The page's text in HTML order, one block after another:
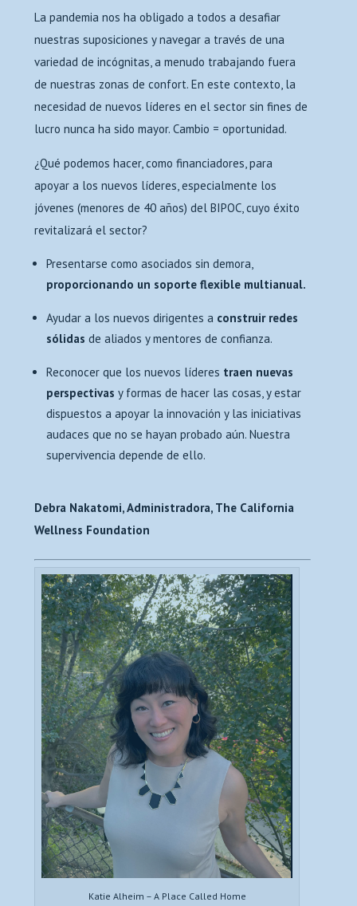
La pandemia nos ha obligado a todos a desafiar
nuestras suposiciones y navegar a través de una
variedad de incógnitas, a menudo trabajando fuera
de nuestras zonas de confort. En este contexto, la
necesidad de nuevos líderes en el sector sin fines de
lucro nunca ha sido mayor. Cambio = oportunidad.
¿Qué podemos hacer, como financiadores, para
apoyar a los nuevos líderes, especialmente los
jóvenes (menores de 40 años) del BIPOC, cuyo éxito
revitalizará el sector?
Presentarse como asociados sin demora,
proporcionando un soporte flexible multianual.
Ayudar a los nuevos dirigentes a construir redes
sólidas de aliados y mentores de confianza.
Reconocer que los nuevos líderes traen nuevas
perspectivas y formas de hacer las cosas, y estar
dispuestos a apoyar la innovación y las iniciativas
audaces que no se hayan probado aún. Nuestra
supervivencia depende de ello.
Debra Nakatomi, Administradora, The California
Wellness Foundation
Katie Alheim – A Place Called Home